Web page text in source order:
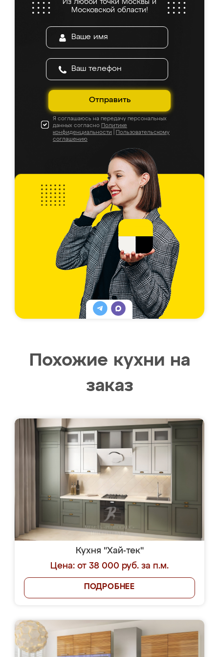
Из любой точки Москвы и
Московской области!
Отправить
Я соглашаюсь на передачу персональных
данных согласно Политике
конфиденциальности
Пользовательскому
соглашению
Похожие кухни на
заказ
Кухня "Хай-тек"
Цена: от 38 000 руб. за п.м.
ПОДРОБНЕЕ